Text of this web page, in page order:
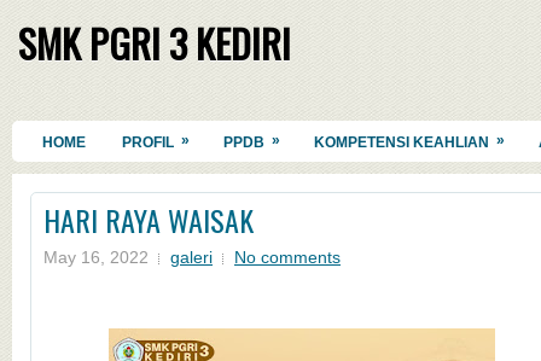
SMK PGRI 3 KEDIRI
HOME PROFIL » PPDB » KOMPETENSI KEAHLIAN »
HARI RAYA WAISAK
May 16, 2022 galeri No comments